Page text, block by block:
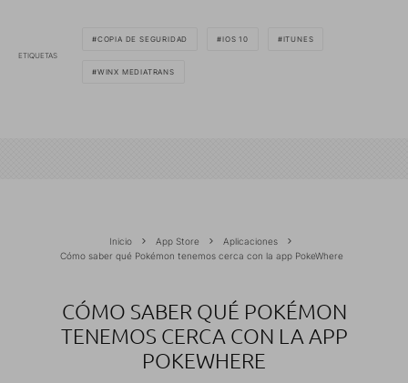
ETIQUETAS
COPIA DE SEGURIDAD IOS 10 ITUNES
WINX MEDIATRANS
Inicio App Store
Aplicaciones
Cómo saber qué Pokémon tenemos cerca con la app PokeWhere
CÓMO SABER QUÉ POKÉMON
TENEMOS CERCA CON LA APP
POKEWHERE